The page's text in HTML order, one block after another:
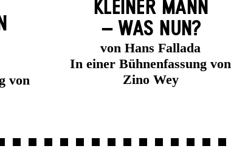
von
KLEINER MANN
– WAS NUN?
von Hans Fallada
In einer Bühnenfassung von
Zino Wey